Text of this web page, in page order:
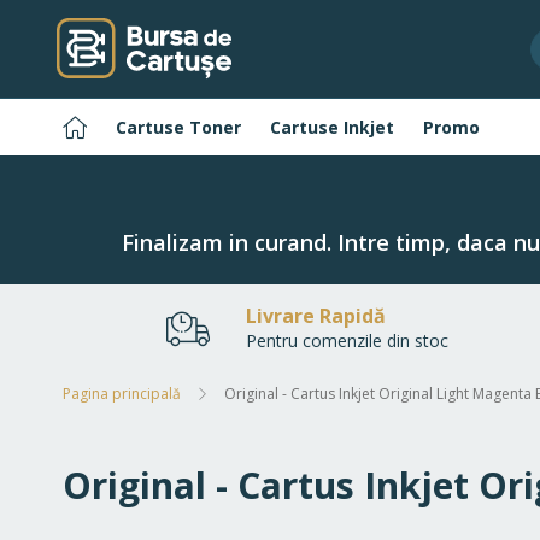
Navigați
la
Conținut
PaginaCartuse Toner Cartuse Inkjet Promo
Finalizam in curand. Intre timp, daca
Livrare Rapidă
Pentru comenzile din stoc
Pagina principală Original - Cartus Inkjet Original Light Magenta
Original - Cartus Inkjet